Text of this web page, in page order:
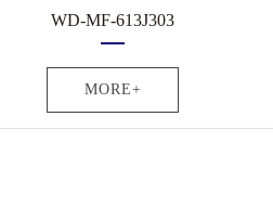
WD-MF-613J303
MORE+